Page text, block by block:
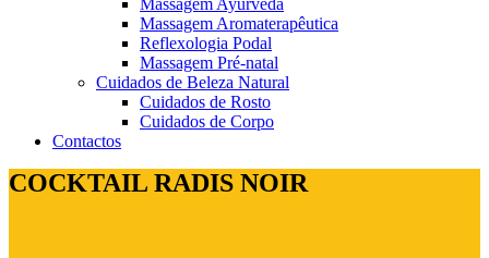
Massagem Aromaterapêutica
Reflexologia Podal
Massagem Pré-natal
Cuidados de Beleza Natural
Cuidados de Rosto
Cuidados de Corpo
Contactos
COCKTAIL RADIS NOIR